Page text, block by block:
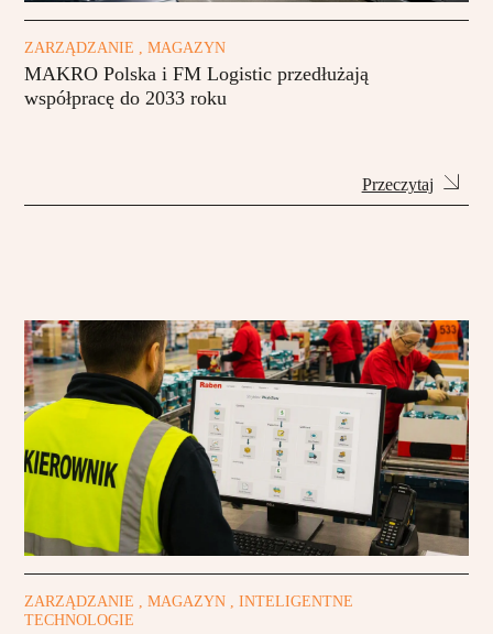
ZARZĄDZANIE , MAGAZYN
MAKRO Polska i FM Logistic przedłużają
współpracę do 2033 roku
Przeczytaj
ZARZĄDZANIE , MAGAZYN , INTELIGENTNE
TECHNOLOGIE